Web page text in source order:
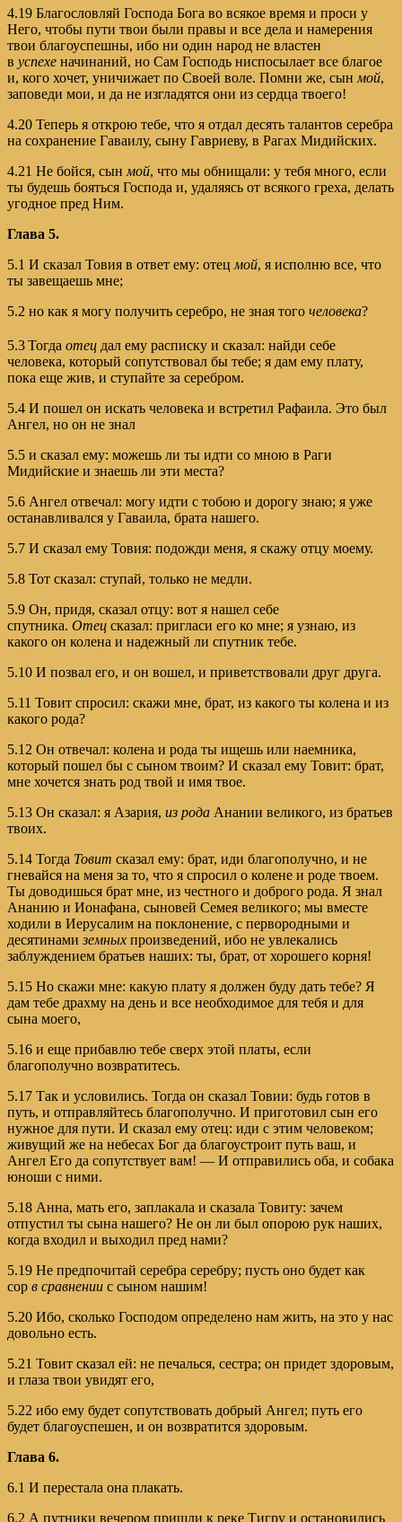
4.19 Благословляй Господа Бога во всякое время и проси у
Него, чтобы пути твои были правы и все дела и намерения
твои благоуспешны, ибо ни один народ не властен
в успехе начинаний, но Сам Господь ниспосылает все благое
и, кого хочет, уничижает по Своей воле. Помни же, сын мой,
заповеди мои, и да не изгладятся они из сердца твоего!
4.20 Теперь я открою тебе, что я отдал десять талантов серебра
на сохранение Гаваилу, сыну Гавриеву, в Рагах Мидийских.
4.21 Не бойся, сын мой, что мы обнищали: у тебя много, если
ты будешь бояться Господа и, удаляясь от всякого греха, делать
угодное пред Ним.
Глава 5.
5.1 И сказал Товия в ответ ему: отец мой, я исполню все, что
ты завещаешь мне;
5.2 но как я могу получить серебро, не зная того человека?
5.3Тогда отец дал ему расписку и сказал: найди себе
человека, который сопутствовал бы тебе; я дам ему плату,
пока еще жив, и ступайте за серебром.
5.4 И пошел он искать человека и встретил Рафаила. Это был
Ангел, но он не знал
5.5 и сказал ему: можешь ли ты идти со мною в Раги
Мидийские и знаешь ли эти места?
5.6 Ангел отвечал: могу идти с тобою и дорогу знаю; я уже
останавливался у Гаваила, брата нашего.
5.7 И сказал ему Товия: подожди меня, я скажу отцу моему.
5.8 Тот сказал: ступай, только не медли.
5.9 Он, придя, сказал отцу: вот я нашел себе
спутника. Отец сказал: пригласи его ко мне; я узнаю, из
какого он колена и надежный ли спутник тебе.
5.10 И позвал его, и он вошел, и приветствовали друг друга.
5.11 Товит спросил: скажи мне, брат, из какого ты колена и из
какого рода?
5.12 Он отвечал: колена и рода ты ищешь или наемника,
который пошел бы с сыном твоим? И сказал ему Товит: брат,
мне хочется знать род твой и имя твое.
5.13 Он сказал: я Азария, из рода Анании великого, из братьев
твоих.
5.14 Тогда Товит сказал ему: брат, иди благополучно, и не
гневайся на меня за то, что я спросил о колене и роде твоем.
Ты доводишься брат мне, из честного и доброго рода. Я знал
Ананию и Ионафана, сыновей Семея великого; мы вместе
ходили в Иерусалим на поклонение, с первородными и
десятинами земных произведений, ибо не увлекались
заблуждением братьев наших: ты, брат, от хорошего корня!
5.15 Но скажи мне: какую плату я должен буду дать тебе? Я
дам тебе драхму на день и все необходимое для тебя и для
сына моего,
5.16 и еще прибавлю тебе сверх этой платы, если
благополучно возвратитесь.
5.17 Так и условились. Тогда он сказал Товии: будь готов в
путь, и отправляйтесь благополучно. И приготовил сын его
нужное для пути. И сказал ему отец: иди с этим человеком;
живущий же на небесах Бог да благоустроит путь ваш, и
Ангел Его да сопутствует вам! — И отправились оба, и собака
юноши с ними.
5.18 Анна, мать его, заплакала и сказала Товиту: зачем
отпустил ты сына нашего? Не он ли был опорою рук наших,
когда входил и выходил пред нами?
5.19 Не предпочитай серебра серебру; пусть оно будет как
сор в сравнении с сыном нашим!
5.20 Ибо, сколько Господом определено нам жить, на это у нас
довольно есть.
5.21 Товит сказал ей: не печалься, сестра; он придет здоровым,
и глаза твои увидят его,
5.22 ибо ему будет сопутствовать добрый Ангел; путь его
будет благоуспешен, и он возвратится здоровым.
Глава 6.
6.1 И перестала она плакать.
6.2 А путники вечером пришли к реке Тигру и остановились